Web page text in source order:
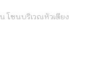
โซนบริเวณหัวเตียง